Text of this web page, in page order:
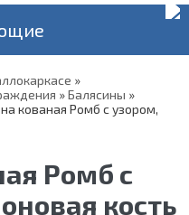
»
»Балясины »
кованая Ромб с узором,
Ромб с
кость